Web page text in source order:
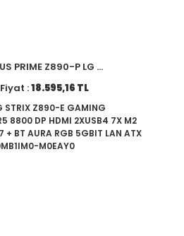
PRIME Z890-P LG ...
Fiyat :18.595,16 TL